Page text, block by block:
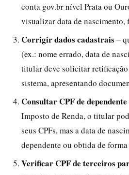
conta gov.br nível Prata ou
visualizar data de nascimento,
Corrigir dados cadastrais –
(ex.: nome errado, data de
titular deve solicitar
sistema, apresentando
Consultar CPF de dependente
Imposto de Renda, o titular
seus CPFs, mas a data de
dependente ou obtida de
Verificar CPF de terceiros